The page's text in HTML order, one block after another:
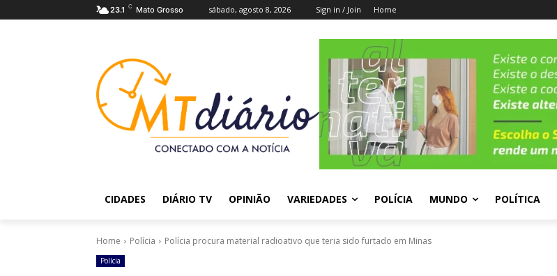
23.1 C Mato Grosso sábado, agosto 8, 2026 Sign in / Join Home
CIDADES DIÁRIO TV OPINIÃO VARIEDADES POLÍCIA MUNDO POLÍTICA
Home Polícia Polícia procura material radioativo que teria sido furtado em Minas
Polícia